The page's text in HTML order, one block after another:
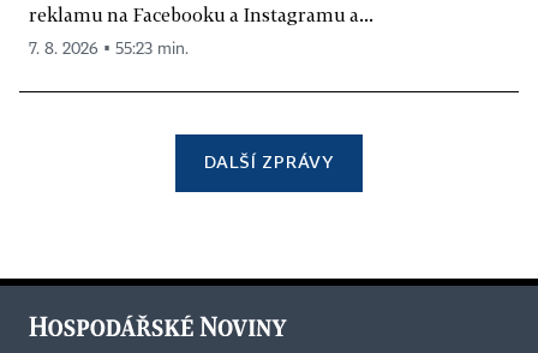
reklamu na Facebooku a Instagramu a...
7. 8. 2026 ▪ 55:23 min.
DALŠÍ ZPRÁVY